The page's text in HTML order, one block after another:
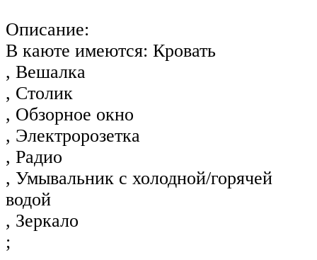
Описание:
В каюте имеются: Кровать
, Вешалка
, Столик
, Обзорное окно
, Электророзетка
, Радио
, Умывальник с холодной/горячей
водой
, Зеркало
;